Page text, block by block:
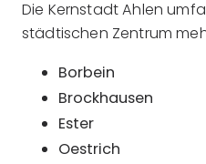
Die Kernstadt Ahlen
städtischen Zentrum
Borbein
Brockhausen
Ester
Oestrich